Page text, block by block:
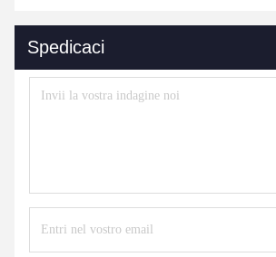
Spedicaci